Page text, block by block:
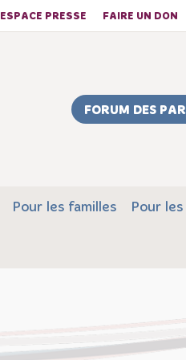
ESPACE PRESSE FAIRE UN DON
FORUM DES
Pour les familles Pour